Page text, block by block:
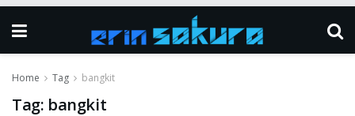
Home Tag bangkit
Tag: bangkit